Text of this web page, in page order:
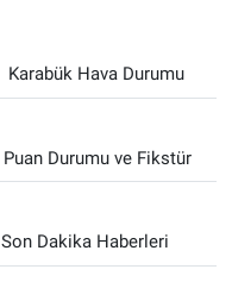
Karabük Hava Durumu
Puan Durumu ve Fikstür
Son Dakika Haberleri